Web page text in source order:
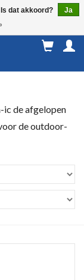
ic de afgelopen
de outdoor-
dat akkoord?
Ja